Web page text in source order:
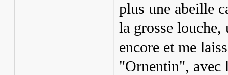
plus une abeille
la grosse louche,
encore et me
"Ornentin", avec